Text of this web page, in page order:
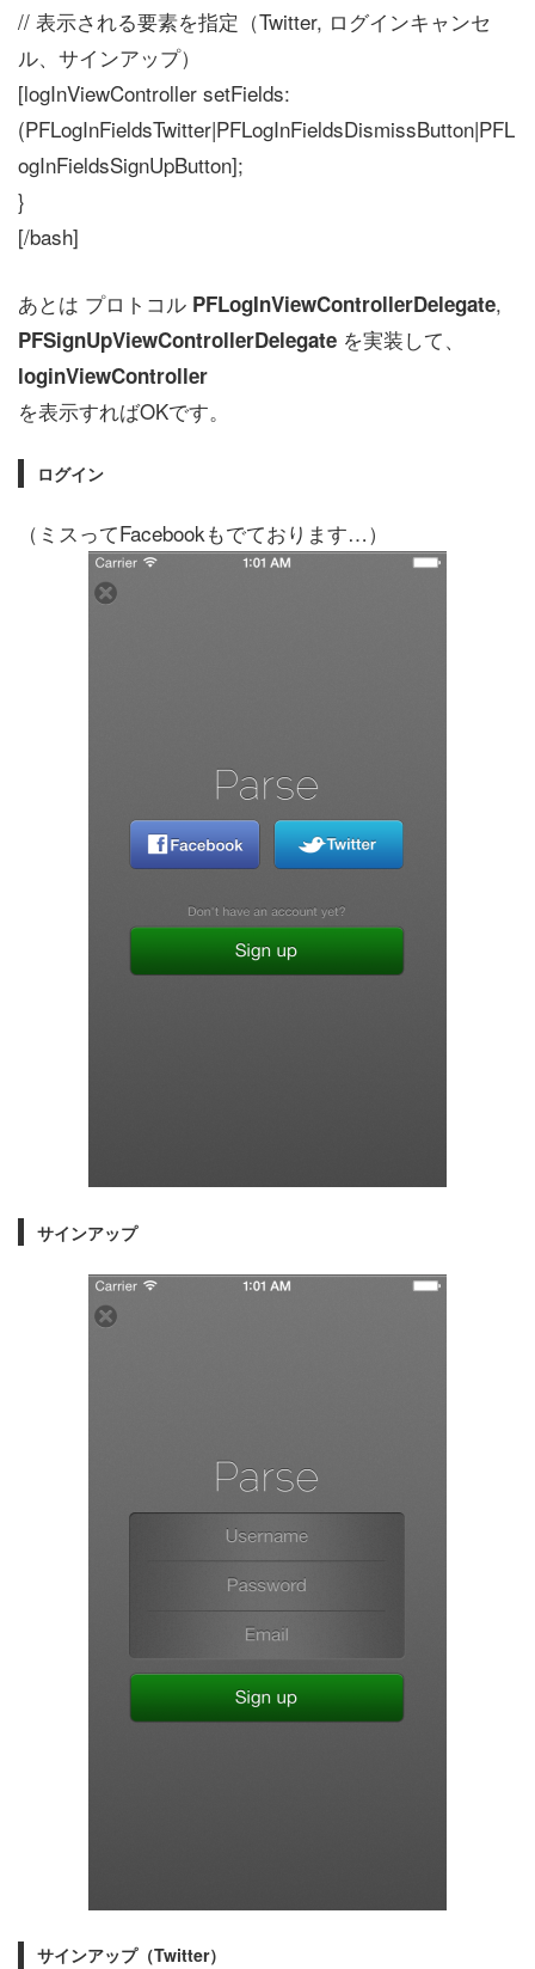
// 表示される要素を指定（Twitter, ログインキャンセ
ル、サインアップ）
[logInViewController setFields:
(PFLogInFieldsTwitter|PFLogInFieldsDismissButton|PFL
ogInFieldsSignUpButton];
}
[/bash]
あとは プロトコル PFLogInViewControllerDelegate,
PFSignUpViewControllerDelegate を実装して、
loginViewController
を表示すればOKです。
ログイン
（ミスってFacebookもでております…）
サインアップ
サインアップ（Twitter）